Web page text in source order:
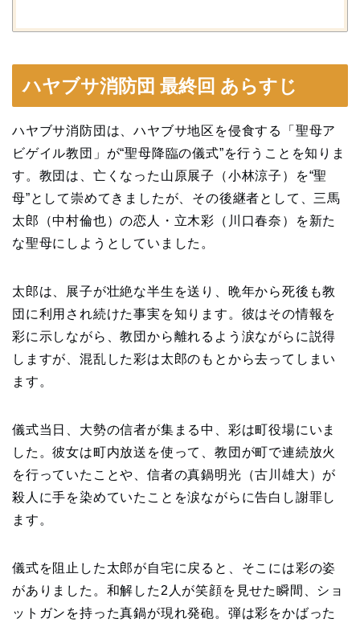
ハヤブサ消防団 最終回 あらすじ
ハヤブサ消防団は、ハヤブサ地区を侵食する「聖母ア
ビゲイル教団」が“聖母降臨の儀式”を行うことを知りま
す。教団は、亡くなった山原展子（小林涼子）を“聖
母”として崇めてきましたが、その後継者として、三馬
太郎（中村倫也）の恋人・立木彩（川口春奈）を新た
な聖母にしようとしていました。
太郎は、展子が壮絶な半生を送り、晩年から死後も教
団に利用され続けた事実を知ります。彼はその情報を
彩に示しながら、教団から離れるよう涙ながらに説得
しますが、混乱した彩は太郎のもとから去ってしまい
ます。
儀式当日、大勢の信者が集まる中、彩は町役場にいま
した。彼女は町内放送を使って、教団が町で連続放火
を行っていたことや、信者の真鍋明光（古川雄大）が
殺人に手を染めていたことを涙ながらに告白し謝罪し
ます。
儀式を阻止した太郎が自宅に戻ると、そこには彩の姿
がありました。和解した2人が笑顔を見せた瞬間、ショ
ットガンを持った真鍋が現れ発砲。弾は彩をかばった